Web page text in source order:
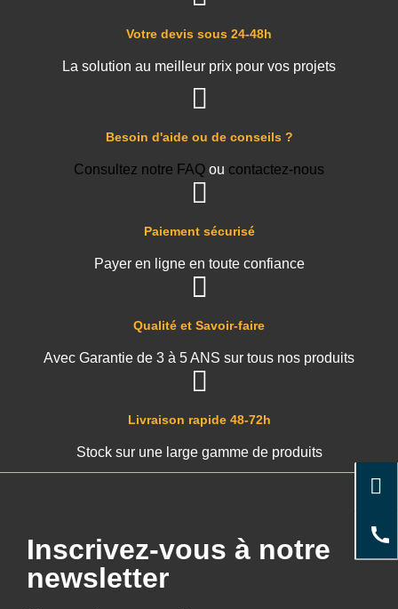
Livraison rapide 48-72h
Stock sur une large gamme de produits
Qualité et Savoir-faire
Avec Garantie de 3 à 5 ANS sur tous nos produits
Paiement sécurisé
Payer en ligne en toute confiance
Besoin d'aide ou de conseils ?
Consultez notre FAQ ou contactez-nous
Votre devis sous 24-48h
La solution au meilleur prix pour vos projets
Inscrivez-vous à notre
newsletter